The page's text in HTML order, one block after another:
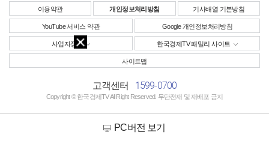
이용약관 개인정보처리방침 기사배열 기본방침
YouTube 서비스 약관 Google 개인정보처리방침
사업자정보 한국경제TV 패밀리 사이트
사이트맵
고객센터 1599-0700
Copyright © 한국경제TV All Right Reserved. 무단전재 및 재배포 금지
PC버전 보기